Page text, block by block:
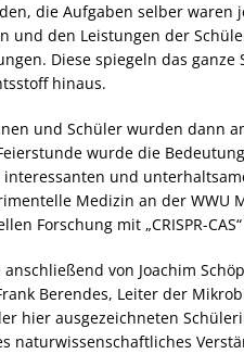
die Aufgaben selber waren
und den Leistungen der
Diese spiegeln das
hinaus.
und Schüler wurden dann
wurde die
und
Medizin an der WWU
Forschung mit „CRISPR-
von Joachim
Berendes, Leiter der
hier ausgezeichneten
naturwissenschaftliches